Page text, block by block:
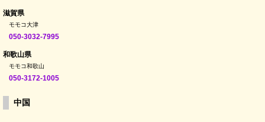
滋賀県
モモコ大津
050-3032-7995
和歌山県
モモコ和歌山
050-3172-1005
中国